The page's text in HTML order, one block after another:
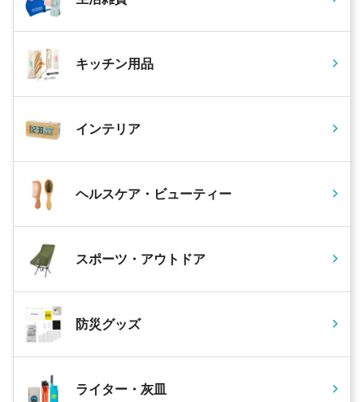
キッチン用品
インテリア
ヘルスケア・ビューティー
スポーツ・アウトドア
防災グッズ
ライター・灰皿